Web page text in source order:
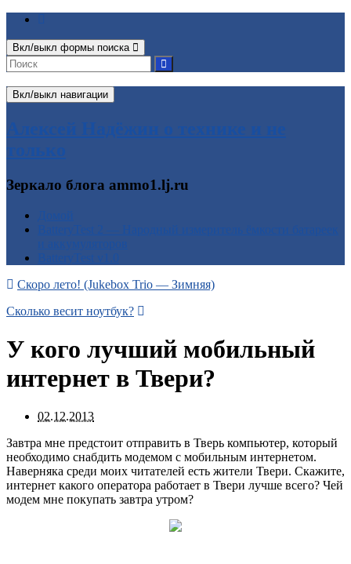
Вкл/выкл формы поиска
Вкл/выкл навигации
Алексей Надёжин о технике и не
только
Зеркало блога ammo1.lj.ru
Скоро лето! (Jukebox Trio — Зимняя)
Сколько весит ноутбук?
У кого лучший мобильный
интернет в Твери?
02.12.2013
Завтра мне предстоит отправить в Тверь компьютер, который
необходимо снабдить модемом с мобильным интернетом.
Наверняка среди моих читателей есть жители Твери. Скажите,
интернет какого оператора работает в Твери лучше всего? Чей
модем мне покупать завтра утром?